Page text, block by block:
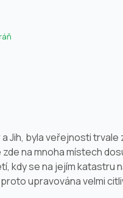
Jih, byla veřejnosti trvale
na mnoha místech
kdy se na jejím
upravována velmi